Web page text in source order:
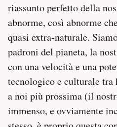
riassunto perfetto della
abnorme, così abnorme
quasi extra-naturale.
padroni del pianeta, la
con una velocità e una
tecnologico e culturale tra
a noi più prossima (il
immenso, e ovviamente